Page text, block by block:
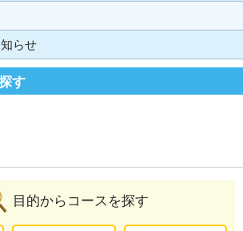
らせ
す
目的からコースを探す